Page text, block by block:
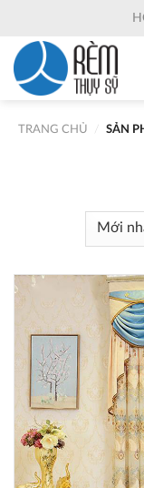
content
TRANG CHỦ
SẢN